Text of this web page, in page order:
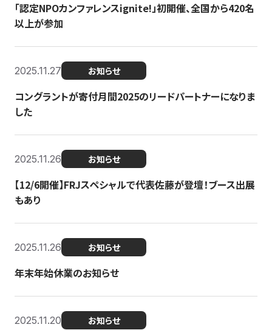
「認定NPOカンファレンスignite!」初開催、全国から420名
以上が参加
2025.11.27 お知らせ
コングラントが寄付月間2025のリードパートナーになりま
した
2025.11.26 お知らせ
【12/6開催】FRJスペシャルで代表佐藤が登壇！ブース出展
もあり
2025.11.26 お知らせ
年末年始休業のお知らせ
2025.11.20 お知らせ